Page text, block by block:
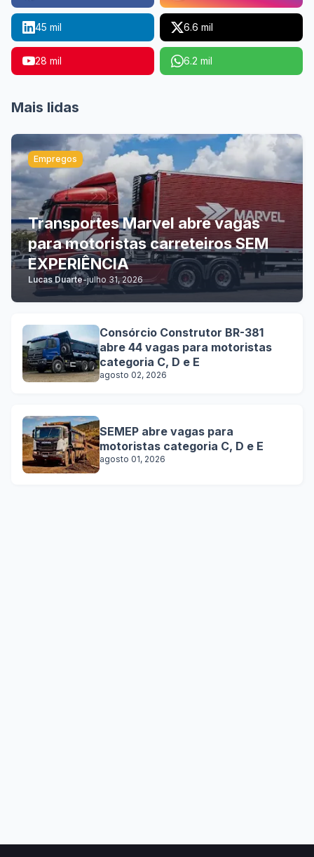
45 mil 6.6 mil
28 mil 6.2 mil
Mais lidas
Empregos
Transportes Marvel abre vagas
para motoristas carreteiros SEM
EXPERIÊNCIA
Lucas Duarte-julho 31, 2026
Consórcio Construtor BR-381
abre 44 vagas para motoristas
categoria C, D e E
agosto 02, 2026
SEMEP abre vagas para
motoristas categoria C, D e E
agosto 01, 2026